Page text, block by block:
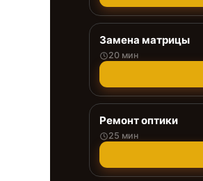
Замена матрицы
20 мин
Ремонт оптики
25 мин